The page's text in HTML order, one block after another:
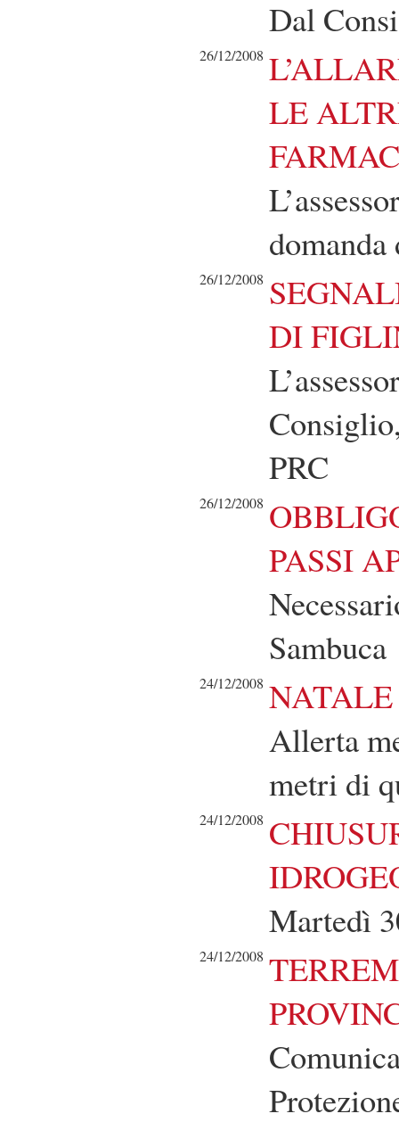
Dal
26/12/2008
LE
26/12/2008
DI
PRC
26/12/2008
PASSI
Sambuca
24/12/2008
Allerta
metri di
24/12/2008
Martedì
24/12/2008